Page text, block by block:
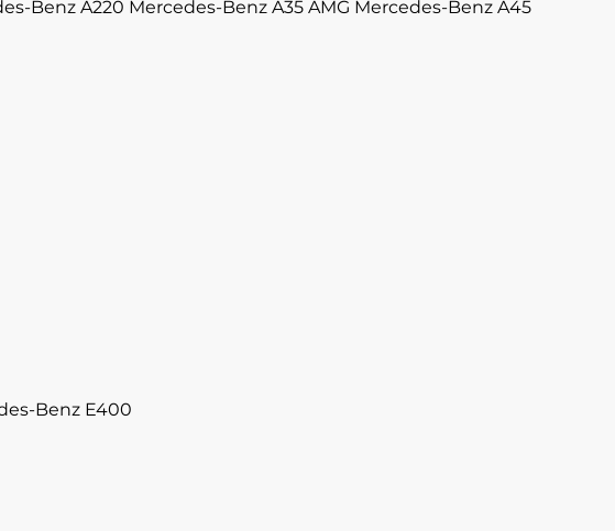
Benz A220 Mercedes-Benz A35 AMG Mercedes-Benz A45
Benz E400